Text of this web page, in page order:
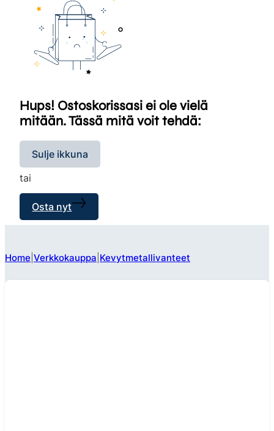
Hups! Ostoskorissasi ei ole vielä
mitään. Tässä mitä voit tehdä:
Sulje ikkuna
tai
Osta nyt
Home Verkkokauppa Kevytmetallivanteet